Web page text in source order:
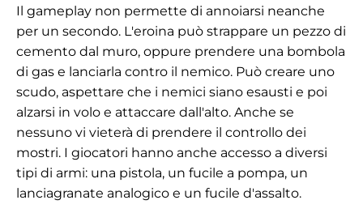
Il gameplay non permette di annoiarsi neanche
per un secondo. L'eroina può strappare un pezzo di
cemento dal muro, oppure prendere una bombola
di gas e lanciarla contro il nemico. Può creare uno
scudo, aspettare che i nemici siano esausti e poi
alzarsi in volo e attaccare dall'alto. Anche se
nessuno vi vieterà di prendere il controllo dei
mostri. I giocatori hanno anche accesso a diversi
tipi di armi: una pistola, un fucile a pompa, un
lanciagranate analogico e un fucile d'assalto.